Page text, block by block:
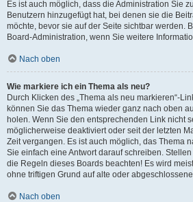
Es ist auch möglich, dass die Administration Sie
Benutzern hinzugefügt hat, bei denen sie die
möchte, bevor sie auf der Seite sichtbar werden.
Board-Administration, wenn Sie weitere
Nach oben
Wie markiere ich ein Thema als neu?
Durch Klicken des „Thema als neu markieren“-
können Sie das Thema wieder ganz nach oben
holen. Wenn Sie den entsprechenden Link nicht
möglicherweise deaktiviert oder seit der letzten
Zeit vergangen. Es ist auch möglich, das Thema
Sie einfach eine Antwort darauf schreiben.
die Regeln dieses Boards beachten! Es wird
ohne triftigen Grund auf alte oder
Nach oben